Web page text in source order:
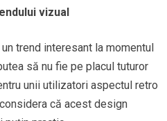
vizual
trend interesant la momentul
să nu fie pe placul tuturor
unii utilizatori aspectul retro
că acest design